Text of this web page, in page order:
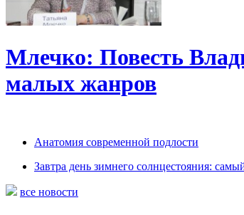
Млечко: Повесть
малых жанров
Анатомия современной подлости
Завтра день зимнего солнцестояния:
все новости